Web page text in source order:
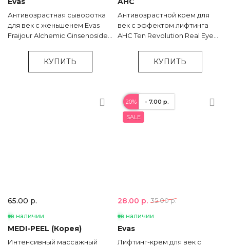
Антивозрастная сыворотка
для век с женьшенем Evas
Fraijour Alchemic Ginsenoside
КУПИТЬ
Антивозрастной крем для
век с эффектом лифтинга
AHC Ten Revolution Real Eye
КУПИТЬ
65.00 р.
в наличии
MEDI-PEEL (Корея)
Интенсивный массажный
SALE
20% - 7.00 р.
28.00 р. 35.00 р.
в наличии
Evas
Лифтинг-крем для век c